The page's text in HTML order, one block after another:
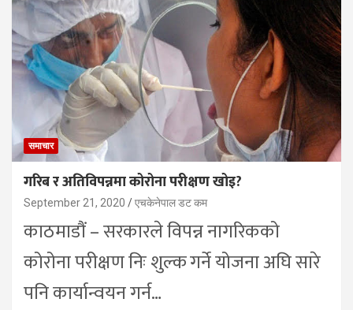
समाचार
गरिब र अतिविपन्नमा कोरोना परीक्षण खोइ?
September 21, 2020 एचकेनेपाल डट कम
काठमाडौं – सरकारले विपन्न नागरिकको
कोरोना परीक्षण निः शुल्क गर्ने योजना अघि सारे
पनि कार्यान्वयन गर्न…